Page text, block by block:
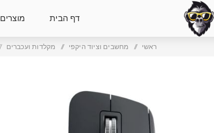
דף הבית מוצרים
ראשי / מחשבים וציוד היקפי / מקלדות ועכברים